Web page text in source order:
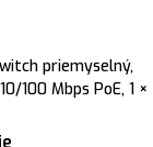
priemyselný,
100 Mbps PoE, 1 ×
SFP), celkový výkon